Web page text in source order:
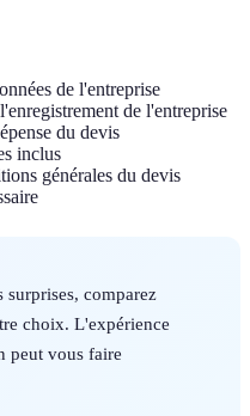
de l'entreprise
de l'entreprise
du devis
inclus
générales du devis
surprises, comparez
choix. L'expérience
peut vous faire